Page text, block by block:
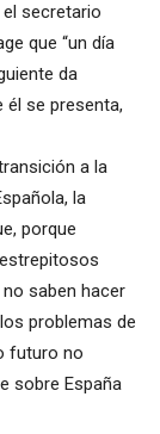
secretario
que “un día
da
él se presenta,
a la
la
porque
saben hacer
problemas de
futuro no
sobre España